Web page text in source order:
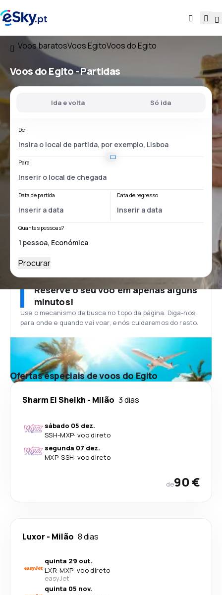
Voos baratosVoos EgitoVoos do Egito
Voosdo Egito- Partidas
Ida e volta Só ida
De
Para
Data de partida Data de regresso
Quantas pessoas?
Procurar
Reserve o seu voo em apenas alguns
minutos!
Use o mecanismo de busca no topo da página. Diga-nos
para onde e quando vai voar, e nós cuidaremos do resto.
Ofertas especiais de voos do Egito
Sharm El Sheikh - Milão 3 dias
sábado 05 dez.
SSH-MXP· voo direto
segunda 07 dez.
MXP-SSH· voo direto
de90 €
Luxor - Milão 8 dias
quinta 29 out.
LXR-MXP· voo direto
easyJet
quinta 05 nov.